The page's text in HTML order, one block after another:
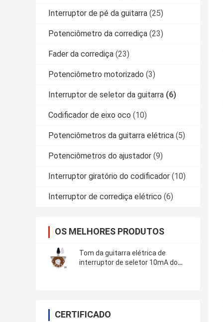
Interruptor de pé da guitarra (25)
Potenciômetro da corrediça (23)
Fader da corrediça (23)
Potenciômetro motorizado (3)
Interruptor de seletor da guitarra (6)
Codificador de eixo oco (10)
Potenciômetros da guitarra elétrica (5)
Potenciômetros do ajustador (9)
Interruptor giratório do codificador (10)
Interruptor de corrediça elétrico (6)
OS MELHORES PRODUTOS
Tom da guitarra elétrica de
interruptor de seletor 10mA do
CERTIFICADO